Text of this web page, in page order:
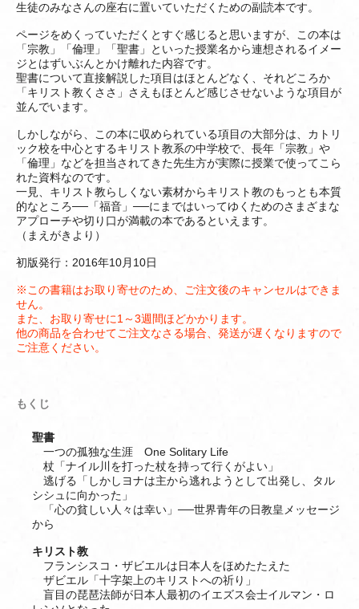
生徒のみなさんの座右に置いていただくための副読本です。
ページをめくっていただくとすぐ感じると思いますが、この本は
「宗教」「倫理」「聖書」といった授業名から連想されるイメー
ジとはずいぶんとかけ離れた内容です。
聖書について直接解説した項目はほとんどなく、それどころか
「キリスト教くささ」さえもほとんど感じさせないような項目が
並んでいます。
しかしながら、この本に収められている項目の大部分は、カトリ
ック校を中心とするキリスト教系の中学校で、長年「宗教」や
「倫理」などを担当されてきた先生方が実際に授業で使ってこら
れた資料なのです。
一見、キリスト教らしくない素材からキリスト教のもっとも本質
的なところ──「福音」──にまではいってゆくためのさまざまな
アプローチや切り口が満載の本であるといえます。
（まえがきより）
初版発行：2016年10月10日
※この書籍はお取り寄せのため、ご注文後のキャンセルはできま
せん。
また、お取り寄せに1～3週間ほどかかります。
他の商品を合わせてご注文なさる場合、発送が遅くなりますので
ご注意ください。
もくじ
聖書
一つの孤独な生涯 One Solitary Life
杖「ナイル川を打った杖を持って行くがよい」
逃げる「しかしヨナは主から逃れようとして出発し、タル
シシュに向かった」
「心の貧しい人々は幸い」──世界青年の日教皇メッセージ
から
キリスト教
フランシスコ・ザビエルは日本人をほめたたえた
ザビエル「十字架上のキリストへの祈り」
盲目の琵琶法師が日本人最初のイエズス会士イルマン・ロ